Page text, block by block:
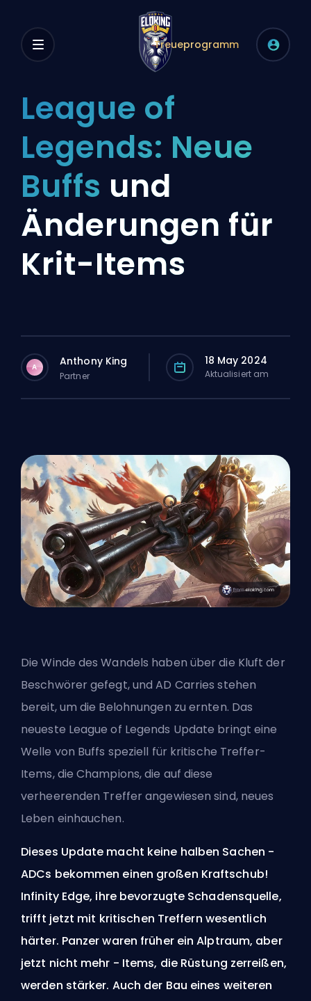
Treueprogramm
League of
Legends: Neue
Buffs und
Änderungen für
Krit-Items
A Anthony King
Partner
18 May 2024
Aktualisiert am
Die Winde des Wandels haben über die Kluft der
Beschwörer gefegt, und AD Carries stehen
bereit, um die Belohnungen zu ernten. Das
neueste League of Legends Update bringt eine
Welle von Buffs speziell für kritische Treffer-
Items, die Champions, die auf diese
verheerenden Treffer angewiesen sind, neues
Leben einhauchen.
Dieses Update macht keine halben Sachen -
ADCs bekommen einen großen Kraftschub!
Infinity Edge, ihre bevorzugte Schadensquelle,
trifft jetzt mit kritischen Treffern wesentlich
härter. Panzer waren früher ein Alptraum, aber
jetzt nicht mehr - Items, die Rüstung zerreißen,
werden stärker. Auch der Bau eines weiteren